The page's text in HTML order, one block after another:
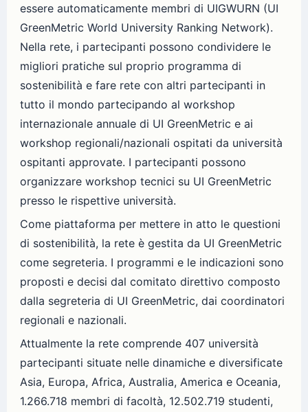
essere automaticamente membri di UIGWURN (UI
GreenMetric World University Ranking Network).
Nella rete, i partecipanti possono condividere le
migliori pratiche sul proprio programma di
sostenibilità e fare rete con altri partecipanti in
tutto il mondo partecipando al workshop
internazionale annuale di UI GreenMetric e ai
workshop regionali/nazionali ospitati da università
ospitanti approvate. I partecipanti possono
organizzare workshop tecnici su UI GreenMetric
presso le rispettive università.
Come piattaforma per mettere in atto le questioni
di sostenibilità, la rete è gestita da UI GreenMetric
come segreteria. I programmi e le indicazioni sono
proposti e decisi dal comitato direttivo composto
dalla segreteria di UI GreenMetric, dai coordinatori
regionali e nazionali.
Attualmente la rete comprende 407 università
partecipanti situate nelle dinamiche e diversificate
Asia, Europa, Africa, Australia, America e Oceania,
1.266.718 membri di facoltà, 12.502.719 studenti,